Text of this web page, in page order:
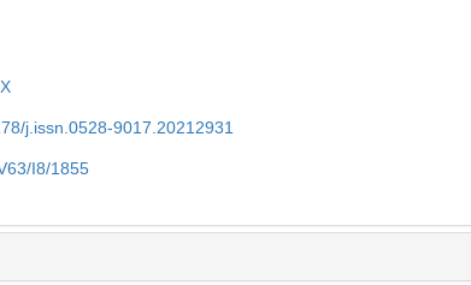
j.issn.0528-9017.20212931
I8/1855